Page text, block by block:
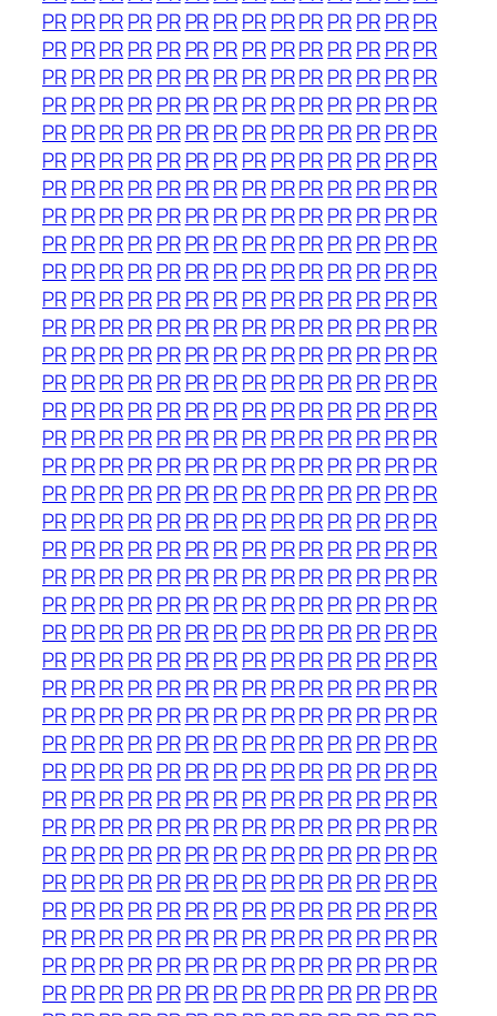
PRPRPRPRPR PRPRPRPRPRPRPR PRPR
PRPRPRPRPR PRPRPRPRPRPRPR PRPR
PRPRPRPRPR PRPRPRPRPRPRPR PRPR
PRPRPRPRPR PRPRPRPRPRPRPR PRPR
PRPRPRPRPR PRPRPRPRPRPRPR PRPR
PRPRPRPRPR PRPRPRPRPRPRPR PRPR
PRPRPRPRPR PRPRPRPRPRPRPR PRPR
PRPRPRPRPR PRPRPRPRPRPRPR PRPR
PRPRPRPRPR PRPRPRPRPRPRPR PRPR
PRPRPRPRPR PRPRPRPRPRPRPR PRPR
PRPRPRPRPR PRPRPRPRPRPRPR PRPR
PRPRPRPRPR PRPRPRPRPRPRPR PRPR
PRPRPRPRPR PRPRPRPRPRPRPR PRPR
PRPRPRPRPR PRPRPRPRPRPRPR PRPR
PRPRPRPRPR PRPRPRPRPRPRPR PRPR
PRPRPRPRPR PRPRPRPRPRPRPR PRPR
PRPRPRPRPR PRPRPRPRPRPRPR PRPR
PRPRPRPRPR PRPRPRPRPRPRPR PRPR
PRPRPRPRPR PRPRPRPRPRPRPR PRPR
PRPRPRPRPR PRPRPRPRPRPRPR PRPR
PRPRPRPRPR PRPRPRPRPRPRPR PRPR
PRPRPRPRPR PRPRPRPRPRPRPR PRPR
PRPRPRPRPR PRPRPRPRPRPRPR PRPR
PRPRPRPRPR PRPRPRPRPRPRPR PRPR
PRPRPRPRPR PRPRPRPRPRPRPR PRPR
PRPRPRPRPR PRPRPRPRPRPRPR PRPR
PRPRPRPRPR PRPRPRPRPRPRPR PRPR
PRPRPRPRPR PRPRPRPRPRPRPR PRPR
PRPRPRPRPR PRPRPRPRPRPRPR PRPR
PRPRPRPRPR PRPRPRPRPRPRPR PRPR
PRPRPRPRPR PRPRPRPRPRPRPR PRPR
PRPRPRPRPR PRPRPRPRPRPRPR PRPR
PRPRPRPRPR PRPRPRPRPRPRPR PRPR
PRPRPRPRPR PRPRPRPRPRPRPR PRPR
PRPRPRPRPR PRPRPRPRPRPRPR PRPR
PRPRPRPRPR PRPRPRPRPRPRPR PRPR